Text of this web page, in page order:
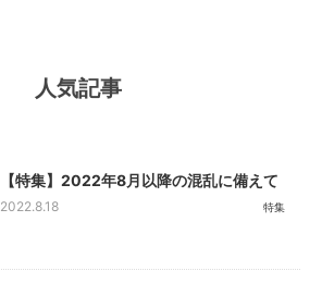
人気記事
【特集】2022年8月以降の混乱に備えて
2022.8.18 特集